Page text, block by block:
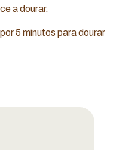
a dourar.
5 minutos para dourar